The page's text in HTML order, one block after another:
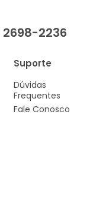
2236
Suporte
Dúvidas
Frequentes
Fale Conosco